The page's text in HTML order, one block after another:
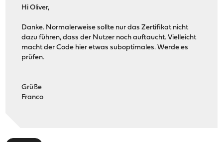
Hi Oliver,
Danke. Normalerweise sollte nur das Zertifikat nicht
dazu führen, dass der Nutzer noch auftaucht. Vielleicht
macht der Code hier etwas suboptimales. Werde es
prüfen.
Grüße
Franco